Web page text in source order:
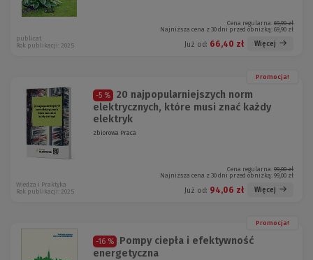
Cena regularna: 69,90 zł
Najniższa cena z 30 dni przed obniżką: 69,90 zł
Już od: 66,40 zł Więcej
publicat
Rok publikacji: 2025
Promocja!
-5 %
20 najpopularniejszych norm
elektrycznych, które musi znać każdy
elektryk
zbiorowa Praca
Cena regularna: 99,00 zł
Najniższa cena z 30 dni przed obniżką: 99,00 zł
Już od: 94,06 zł Więcej
Wiedza i Praktyka
Rok publikacji: 2025
Promocja!
-16 %
Pompy ciepła i efektywność
energetyczna